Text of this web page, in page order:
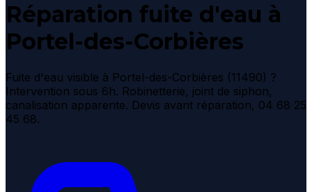
Réparation fuite d'eau à
Portel-des-Corbières
Fuite d'eau visible à Portel-des-Corbières (11490) ?
Intervention sous 6h. Robinetterie, joint de siphon,
canalisation apparente. Devis avant réparation, 04 68 25
45 68.